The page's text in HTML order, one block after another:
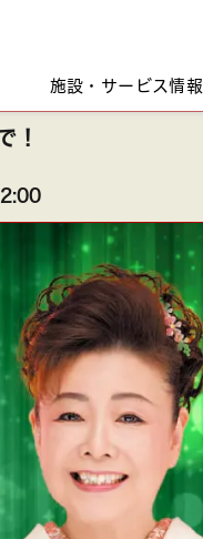
施設・サービス情報
！